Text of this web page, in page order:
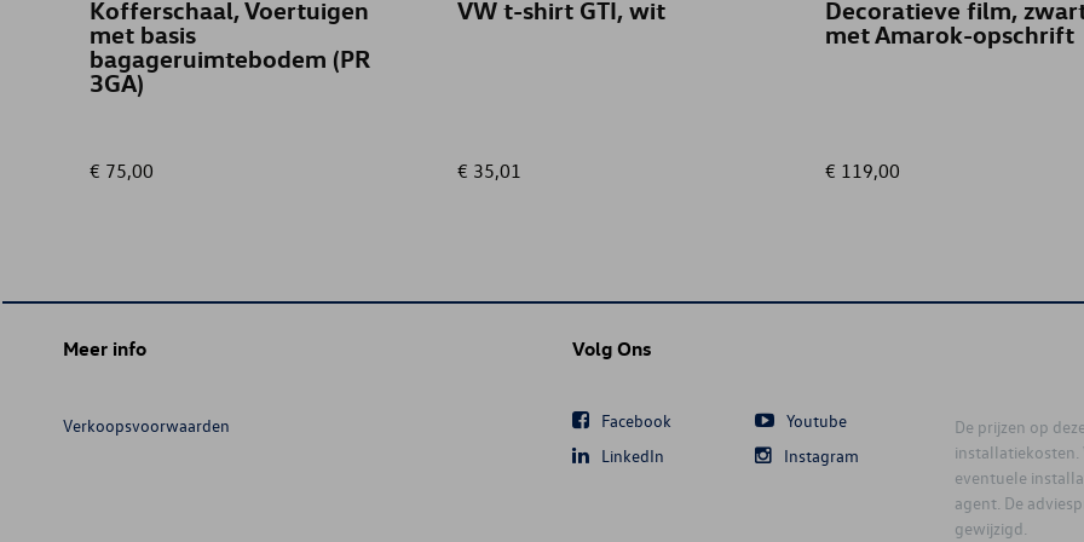
Kofferschaal, Voertuigen
met basis
bagageruimtebodem (PR
3GA)
€ 75,00
VW t-shirt GTI, wit
€ 35,01
Decoratieve film,
met Amarok-opschrift
€ 119,00
Meer info
Verkoopsvoorwaarden
Volg Ons
Facebook
Youtube
LinkedIn
Instagram
De prijzen op
installatiekosten.
eventuele
agent. De
gewijzigd.